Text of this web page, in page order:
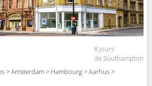
8 jours
de Southampton
> Amsterdam > Hambourg > Aarhus >